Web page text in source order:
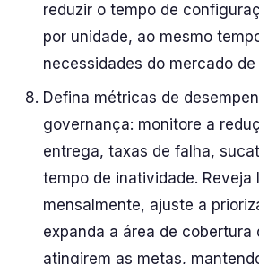
reduzir o tempo de
por unidade, ao mesmo
necessidades do mercado de
Defina métricas de
governança: monitore a
entrega, taxas de falha,
tempo de inatividade. Reveja
mensalmente, ajuste a
expanda a área de cobertura
atingirem as metas,